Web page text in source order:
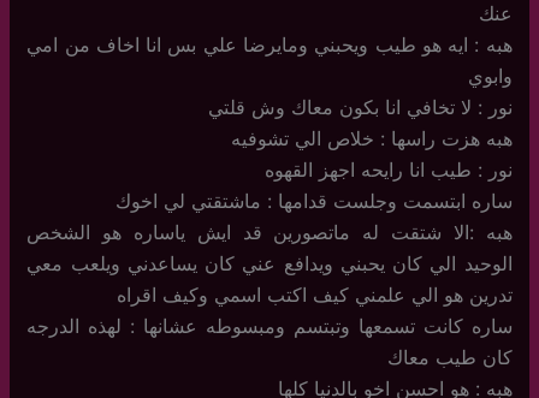
عنك
هبه : ايه هو طيب ويحبني ومايرضا علي بس انا اخاف من امي
وابوي
نور : لا تخافي انا بكون معاك وش قلتي
هبه هزت راسها : خلاص الي تشوفيه
نور : طيب انا رايحه اجهز القهوه
ساره ابتسمت وجلست قدامها : ماشتقتي لي اخوك
هبه :الا شتقت له ماتصورين قد ايش ياساره هو الشخص
الوحيد الي كان يحبني ويدافع عني كان يساعدني ويلعب معي
تدرين هو الي علمني كيف اكتب اسمي وكيف اقراه
ساره كانت تسمعها وتبتسم ومبسوطه عشانها : لهذه الدرجه
كان طيب معاك
هبه : هو احسن اخو بالدنيا كلها